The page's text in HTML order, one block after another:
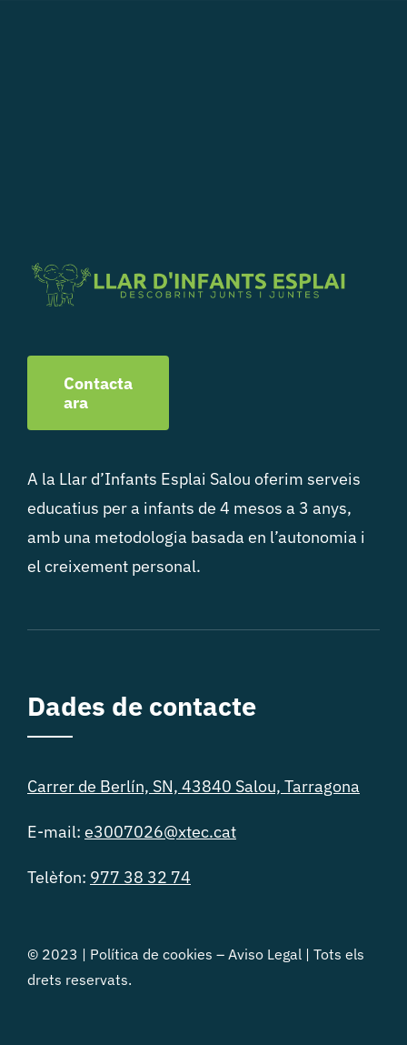
Contacta
ara
A la Llar d’Infants Esplai Salou oferim serveis
educatius per a infants de 4 mesos a 3 anys,
amb una metodologia basada en l’autonomia i
el creixement personal.
Dades de contacte
Carrer de Berlín, SN, 43840 Salou, Tarragona
E-mail: e3007026@xtec.cat
Telèfon: 977 38 32 74
© 2023 | Política de cookies – Aviso Legal | Tots els
drets reservats.